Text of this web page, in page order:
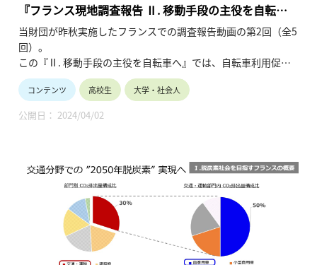
『フランス現地調査報告 Ⅱ. 移動手段の主役を自転車
へ』
当財団が昨秋実施したフランスでの調査報告動画の第2回（全5
回）。
この『Ⅱ. 移動手段の主役を自転車へ』では、自転車利用促進
の取り組みと現状を紹介します。（令和6年3月公開、11分38
秒）コンテンツ 高校生 大学・社会人
公開日： 2024/04/02